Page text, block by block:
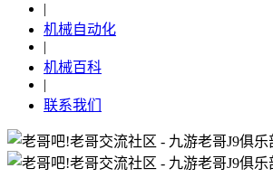
|
机械自动化
|
机械百科
|
联系我们